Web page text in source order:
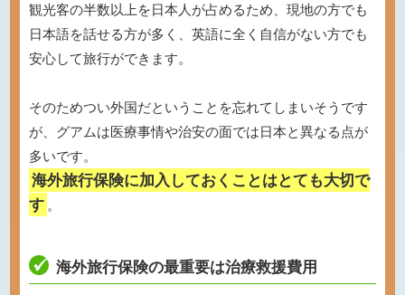
観光客の半数以上を日本人が占めるため、現地の方でも
日本語を話せる方が多く、英語に全く自信がない方でも
安心して旅行ができます。
そのためつい外国だということを忘れてしまいそうです
が、グアムは医療事情や治安の面では日本と異なる点が
多いです。
海外旅行保険に加入しておくことはとても大切で
す 。
海外旅行保険の最重要は治療救援費用